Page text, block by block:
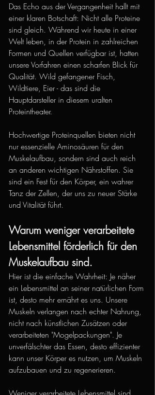
Das Echo aus der Vergangenheit hallt mit
einer klaren Botschaft: Nicht alle Proteine
sind gleich. Während wir heute in einer
Welt leben, in der Protein in zahlreichen
Formen und Quellen verfügbar ist, hatten
unsere Vorfahren einen scharfen Blick für
Qualität. Wild gefangener Fisch,
Wildtiere, Eier - das sind die
Hauptdarsteller in diesem uralten
Proteintheater.
Hochwertige Proteinquellen bieten nicht
nur essenzielle Aminosäuren für den
Muskelaufbau, sondern sind auch reich
an anderen wichtigen Nährstoffen. Sie
sind ein Fest für den Körper, ein wahrer
Tanz der Zellen, der uns zu neuer Stärke
und Vitalität führt.
Warum weniger verarbeitete
Lebensmittel förderlich für den
Muskelaufbau sind.
Hier ist die einfache Wahrheit: Je näher
ein Lebensmittel an seiner natürlichen Form
ist, desto mehr ernährt es uns. Unsere
Muskeln verlangen nach echter Nahrung,
nicht nach künstlichen Zusätzen oder
verarbeiteten "Mogelpackungen". Je
unverfälschter das Essen, desto effizienter
kann unser Körper es nutzen, um Muskeln
aufzubauen und zu regenerieren.
Weniger verarbeitete Lebensmittel sind